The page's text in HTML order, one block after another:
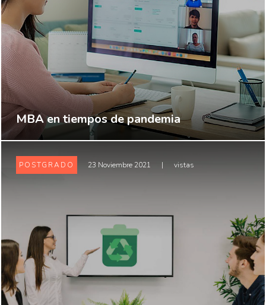
MBA en tiempos de pandemia
POSTGRADO 23 Noviembre 2021 | vistas